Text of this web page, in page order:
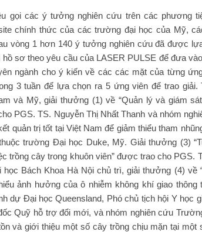
gọi các ý tưởng nghiên cứu trên các phương
chính thức của các trường đại học của Mỹ,
vòng 1 hơn 140 ý tưởng nghiên cứu đã được
sơ theo yêu cầu của LASER PULSE để đưa
ngành cho ý kiến về các các mặt của từng
3 tuần để lựa chọn ra 5 ứng viên để trao
và Mỹ, giải thưởng (1) về “Quản lý và giám
PGS. TS. Nguyễn Thị Nhất Thanh và nhóm
quản trị tốt tại Việt Nam để giảm thiểu tham
trường Đại học Duke, Mỹ. Giải thưởng (3)
trồng cây trong khuôn viên” được trao cho PGS.
Bách Khoa Hà Nội chủ trì, giải thưởng (4) về
ảnh hưởng của ô nhiễm không khí giao
dự Đại học Queensland, Phó chủ tịch hội Y học
Quỹ hỗ trợ đổi mới, và nhóm nghiên cứu
và giới thiệu một số cây trồng chịu mặn tại